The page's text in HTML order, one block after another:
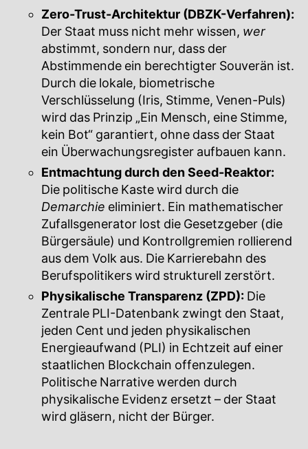
Zero-Trust-Architektur (DBZK-Verfahren):
Der Staat muss nicht mehr wissen, wer
abstimmt, sondern nur, dass der
Abstimmende ein berechtigter Souverän ist.
Durch die lokale, biometrische
Verschlüsselung (Iris, Stimme, Venen-Puls)
wird das Prinzip „Ein Mensch, eine Stimme,
kein Bot“ garantiert, ohne dass der Staat
ein Überwachungsregister aufbauen kann.
Entmachtung durch den Seed-Reaktor:
Die politische Kaste wird durch die
Demarchie eliminiert. Ein mathematischer
Zufallsgenerator lost die Gesetzgeber (die
Bürgersäule) und Kontrollgremien rollierend
aus dem Volk aus. Die Karrierebahn des
Berufspolitikers wird strukturell zerstört.
Physikalische Transparenz (ZPD): Die
Zentrale PLI-Datenbank zwingt den Staat,
jeden Cent und jeden physikalischen
Energieaufwand (PLI) in Echtzeit auf einer
staatlichen Blockchain offenzulegen.
Politische Narrative werden durch
physikalische Evidenz ersetzt – der Staat
wird gläsern, nicht der Bürger.